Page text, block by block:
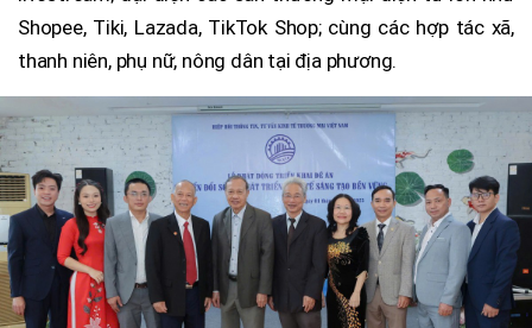
Shopee, Tiki, Lazada, TikTok Shop; cùng các hợp tác xã,
thanh niên, phụ nữ, nông dân tại địa phương.